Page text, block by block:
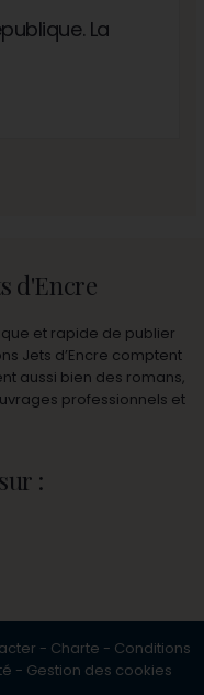
La
d'Encre
et rapide de publier
Jets d’Encre comptent
aussi bien des romans,
professionnels et
:
- Charte - Conditions
- Gestion des cookies